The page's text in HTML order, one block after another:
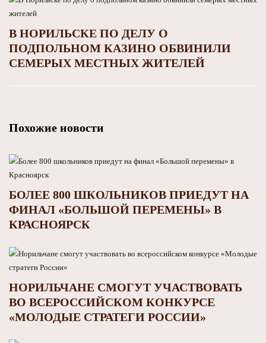
В НОРИЛЬСКЕ ПО ДЕЛУ О
ПОДПОЛЬНОМ КАЗИНО ОБВИНИЛИ
СЕМЕРЫХ МЕСТНЫХ ЖИТЕЛЕЙ
Похожие новости
БОЛЕЕ 800 ШКОЛЬНИКОВ ПРИЕДУТ НА
ФИНАЛ «БОЛЬШОЙ ПЕРЕМЕНЫ» В
КРАСНОЯРСК
НОРИЛЬЧАНЕ СМОГУТ УЧАСТВОВАТЬ
ВО ВСЕРОССИЙСКОМ КОНКУРСЕ
«МОЛОДЫЕ СТРАТЕГИ РОССИИ»